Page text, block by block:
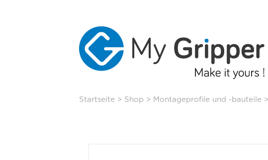
Startseite > Shop > Montageprofile und -bauteile >